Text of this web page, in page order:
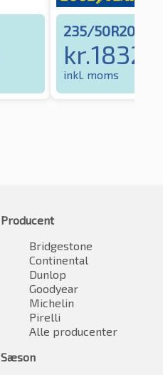
235/50R20
kr.
inkl. moms
Producent
Bridgestone
Continental
Dunlop
Goodyear
Michelin
Pirelli
Alle producenter
Sæson